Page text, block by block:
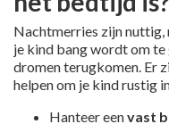
Nachtmerries zijn nuttig,
je kind bang wordt om te
dromen terugkomen. Er
helpen om je kind rustig
Hanteer eenvast